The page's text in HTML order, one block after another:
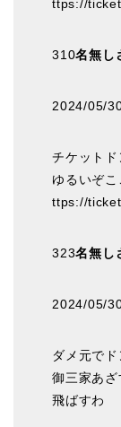
ttps://
310名無し
2024/05/
チケット
ゆるいぞこ
ttps://
323名無し
2024/05/
ダメ元で
御三家あざ
飛ばすわ